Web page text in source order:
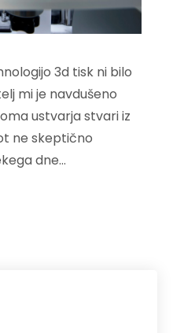
3d tisk ni bilo
mi je navdušeno
ustvarja stvari iz
ne skeptično
dne…